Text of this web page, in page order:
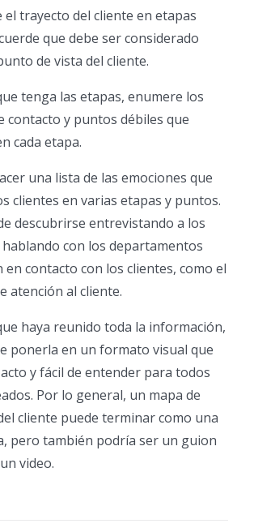
el trayecto del cliente en etapas
que debe ser considerado
de vista del cliente.
tenga las etapas, enumere los
contacto y puntos débiles que
cada etapa.
una lista de las emociones que
clientes en varias etapas y puntos.
descubrirse entrevistando a los
con los departamentos
en contacto con los clientes, como el
atención al cliente.
haya reunido toda la información,
ponerla en un formato visual que
y fácil de entender para todos
Por lo general, un mapa de
cliente puede terminar como una
pero también podría ser un guion
video.